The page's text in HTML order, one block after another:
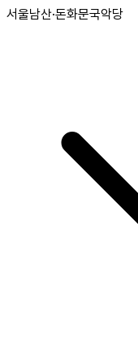
서울남산·돈화문국악당